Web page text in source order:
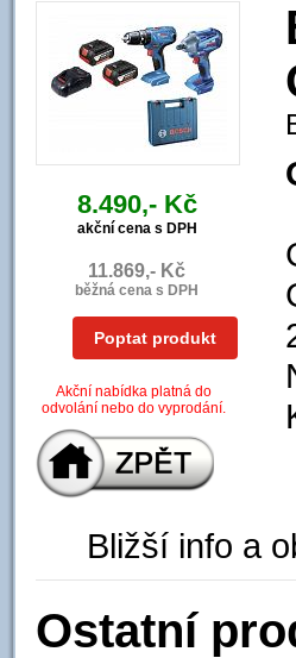
8.490,- Kč
akční cena s DPH
11.869,- Kč
běžná cena s DPH
Poptat produkt
Akční nabídka platná do
odvolání nebo do vyprodání.
Bližší info a
Ostatní